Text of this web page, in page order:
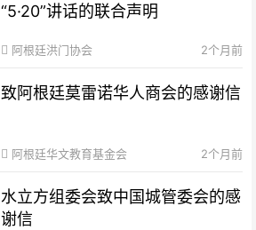
“5·20”讲话的联合声明
阿根廷洪门协会 2个月前
致阿根廷莫雷诺华人商会的感谢信
阿根廷华文教育基金会 2个月前
水立方组委会致中国城管委会的感
谢信